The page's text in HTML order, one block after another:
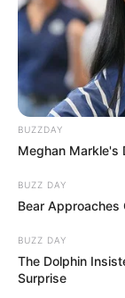
BUZZDAY
Meghan Markle's
BUZZ DAY
Bear Approaches
BUZZ DAY
The Dolphin
Surprise